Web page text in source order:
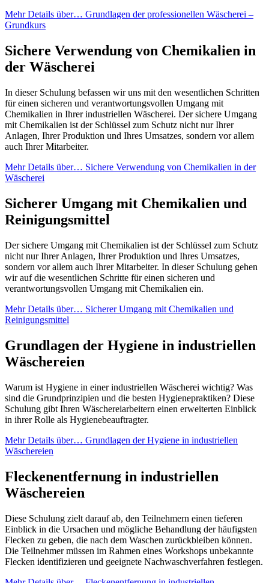
Mehr Details über… Grundlagen der professionellen Wäscherei –
Grundkurs
Sichere Verwendung von Chemikalien in
der Wäscherei
In dieser Schulung befassen wir uns mit den wesentlichen Schritten
für einen sicheren und verantwortungsvollen Umgang mit
Chemikalien in Ihrer industriellen Wäscherei. Der sichere Umgang
mit Chemikalien ist der Schlüssel zum Schutz nicht nur Ihrer
Anlagen, Ihrer Produktion und Ihres Umsatzes, sondern vor allem
auch Ihrer Mitarbeiter.
Mehr Details über… Sichere Verwendung von Chemikalien in der
Wäscherei
Sicherer Umgang mit Chemikalien und
Reinigungsmittel
Der sichere Umgang mit Chemikalien ist der Schlüssel zum Schutz
nicht nur Ihrer Anlagen, Ihrer Produktion und Ihres Umsatzes,
sondern vor allem auch Ihrer Mitarbeiter. In dieser Schulung gehen
wir auf die wesentlichen Schritte für einen sicheren und
verantwortungsvollen Umgang mit Chemikalien ein.
Mehr Details über… Sicherer Umgang mit Chemikalien und
Reinigungsmittel
Grundlagen der Hygiene in industriellen
Wäschereien
Warum ist Hygiene in einer industriellen Wäscherei wichtig? Was
sind die Grundprinzipien und die besten Hygienepraktiken? Diese
Schulung gibt Ihren Wäschereiarbeitern einen erweiterten Einblick
in ihrer Rolle als Hygienebeauftragter.
Mehr Details über… Grundlagen der Hygiene in industriellen
Wäschereien
Fleckenentfernung in industriellen
Wäschereien
Diese Schulung zielt darauf ab, den Teilnehmern einen tieferen
Einblick in die Ursachen und mögliche Behandlung der häufigsten
Flecken zu geben, die nach dem Waschen zurückbleiben können.
Die Teilnehmer müssen im Rahmen eines Workshops unbekannte
Flecken identifizieren und geeignete Nachwaschverfahren festlegen.